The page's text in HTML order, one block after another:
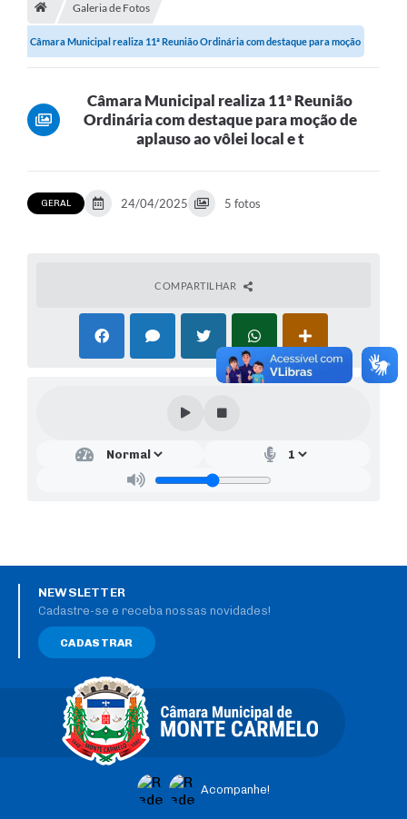
Galeria de Fotos
Câmara Municipal realiza 11ª Reunião Ordinária com destaque para moção
Câmara Municipal realiza 11ª Reunião
Ordinária com destaque para moção de
aplauso ao vôlei local e t
GERAL 24/04/2025 5 fotos
COMPARTILHAR
Acompanhe!
NEWSLETTER
Cadastre-se e receba nossas novidades!
CADASTRAR